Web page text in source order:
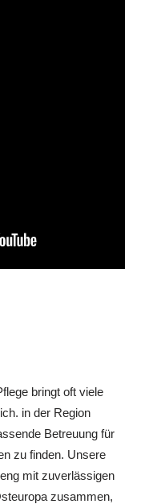
bringt oft viele
in der Region
Betreuung für
zu finden. Unsere
mit zuverlässigen
zusammen,